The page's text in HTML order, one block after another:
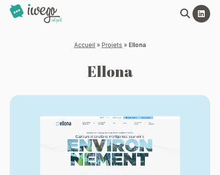
Accueil » Projets » Ellona
Ellona
Panneau de gestion des cookies